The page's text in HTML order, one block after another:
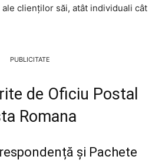
clienților săi, atât individuali cât
PUBLICITATE
de Oficiu Postal
Romana
și Pachete